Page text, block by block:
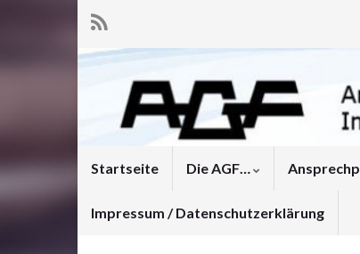
Startseite Die AGF…
Impressum / Datenschutzerklärung